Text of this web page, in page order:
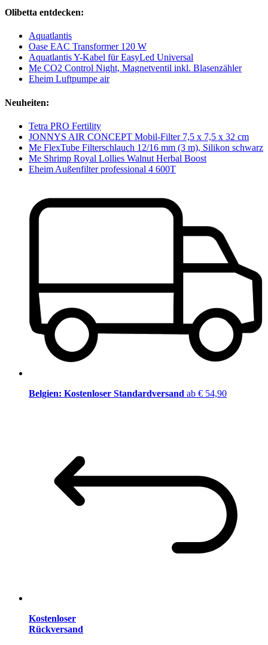
Olibetta entdecken:
Aquatlantis
Oase EAC Transformer 120 W
Aquatlantis Y-Kabel für EasyLed Universal
Me CO2 Control Night, Magnetventil inkl. Blasenzähler
Eheim Luftpumpe air
Neuheiten:
Tetra PRO Fertility
JONNYS AIR CONCEPT Mobil-Filter 7,5 x 7,5 x 32 cm
Me FlexTube Filterschlauch 12/16 mm (3 m), Silikon schwarz
Me Shrimp Royal Lollies Walnut Herbal Boost
Eheim Außenfilter professional 4 600T
Belgien: Kostenloser Standardversand ab € 54,90
Kostenloser
Rückversand